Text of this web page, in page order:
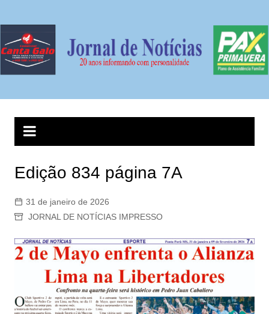
conteúdo
Edição 834 página 7A
31 de janeiro de 2026
JORNAL DE NOTÍCIAS IMPRESSO